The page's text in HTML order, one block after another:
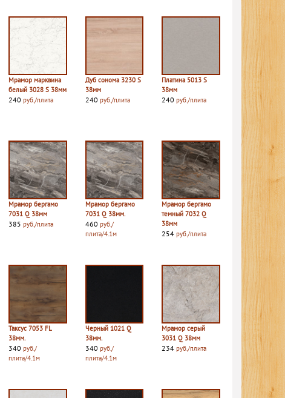
Мрамор марквина
белый 3028 S 38мм
240 руб./плита
Дуб сонома 3230 S
38мм
240 руб./плита
Платина 5013 S
38мм
240руб./плита
Мрамор бергамо
7031 Q 38мм
385 руб./плита
Мрамор бергамо
7031 Q 38мм.
460 руб./
плита/4.1м
Мрамор бергамо
темный 7032 Q
38мм
254руб./плита
Таксус 7053 FL
38мм.
340 руб./
плита/4.1м
Черный 1021 Q
38мм.
340 руб./
плита/4.1м
Мрамор серый
3031 Q 38мм
234руб./плита